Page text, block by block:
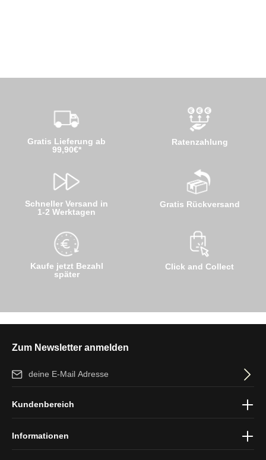
Gratis Lieferung ab
99,90€*
Schneller Versand in
1-2 Werktagen
Kaufe jetzt Bezahl
später
Ratenzahlung
Gratis Rückversand
Click and Collect
Zum Newsletter anmelden
E-Mail-Adresse*
und dieAGBgelesen und bin mit ihnen einverstanden.
Kundenbereich
Informationen